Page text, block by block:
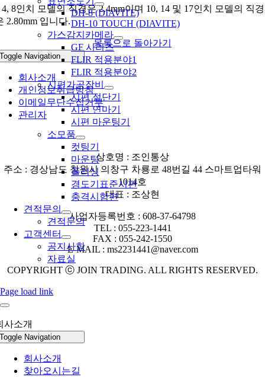
DH-8 (DIAVITE)
DH-10 TOUCH (DIAVITE)
가스감지카메라
GF 시리즈
FLIR 적용분야1
FLIR 적용분야2
시편가공장비
시편 절단기
시편 연마기
시편 마운팅기
소모품
컷팅기
마운팅
폴리싱
경도기표준시편
충격시험편
견적문의
견적문의
고객센터
공지사항
자료실
8인치 모델의 직경은 2.4mm이며 10, 14 및 17인치 모델의 직경
2.80mm 입니다.
목록으로 돌아가기
Toggle Navigation
회사소개
개인정보취급방침
이메일무단수집거부
관리자
상호명 : 조인통상
주소 : 경상남도 창원시 의창구 차룡로 48번길 44 스마트업타워
1014호
대표 : 조상현
사업자등록번호 : 608-37-64798
TEL : 055-223-1441
FAX : 055-242-1550
E-MAIL : ms2231441@naver.com
COPYRIGHT ⓒ JOIN TRADING. ALL RIGHTS RESERVED.
Page load link
사소개
Toggle Navigation
회사소개
찾아오시는길